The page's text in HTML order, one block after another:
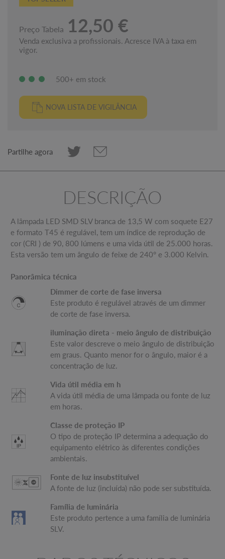
Preço Tabela 12,50 €
Venda exclusiva a profissionais. Acresce IVA à taxa em
vigor.
500+ em stock
NOVA LISTA DE VIGILÂNCIA
Partilhe agora
DESCRIÇÃO
A lâmpada LED SMD SLV branca de 13,5 W com soquete E27
e formato T45 é regulável, tem um índice de reprodução de
cor (CRI ) de 90, 800 lúmens e uma vida útil de 25.000 horas.
Esta versão tem um ângulo de feixe de 240° e 3.000 Kelvin.
Panorâmica técnica
Dimmer de corte de fase inversa
Este produto é regulável através de um dimmer
de corte de fase inversa.
iluminação direta - meio ângulo de distribuição
Este valor descreve o meio ângulo de distribuição
em graus. Quanto menor for o ângulo, maior é a
concentração de luz.
Vida útil média em h
A vida útil média de uma lâmpada ou fonte de luz
em horas.
Classe de proteção IP
O tipo de proteção IP determina a adequação do
equipamento elétrico às diferentes condições
ambientais.
Fonte de luz insubstituível
A fonte de luz (incluída) não pode ser substituída.
Família de luminária
Este produto pertence a uma família de luminária
SLV.